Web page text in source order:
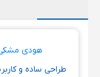
هودی مشکی
طراحی ساده و